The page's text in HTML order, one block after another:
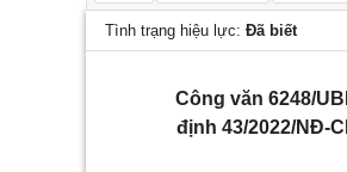
Tình trạng hiệu lực: Đã biết
Công văn 6248/
định 43/2022/NĐ-